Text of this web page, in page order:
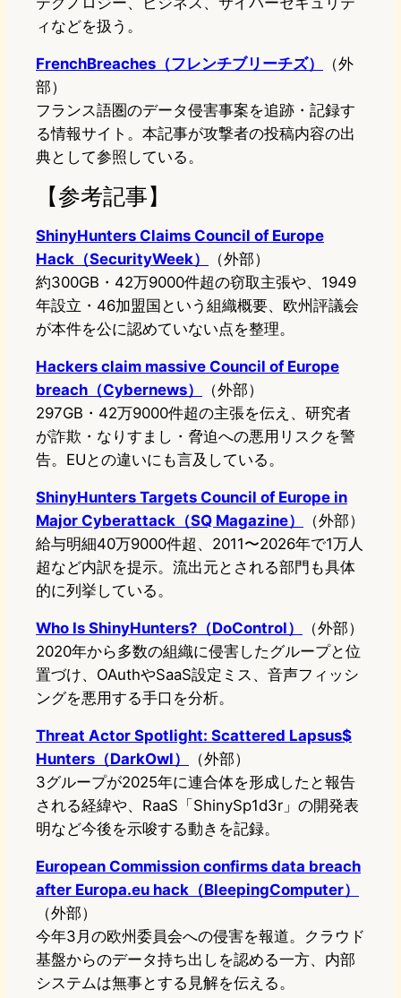
ィなどを扱う。
FrenchBreaches（フレンチブリーチズ）
（外
部）
フランス語圏のデータ侵害事案を追跡・記録す
る情報サイト。本記事が攻撃者の投稿内容の出
典として参照している。
【参考記事】
ShinyHunters Claims Council of Europe
Hack（SecurityWeek）
（外部）
約300GB・42万9000件超の窃取主張や、1949
年設立・46加盟国という組織概要、欧州評議会
が本件を公に認めていない点を整理。
Hackers claim massive Council of Europe
breach（Cybernews）
（外部）
297GB・42万9000件超の主張を伝え、研究者
が詐欺・なりすまし・脅迫への悪用リスクを警
告。EUとの違いにも言及している。
ShinyHunters Targets Council of Europe in
Major Cyberattack（SQ Magazine）
（外部）
給与明細40万9000件超、2011〜2026年で1万人
超など内訳を提示。流出元とされる部門も具体
的に列挙している。
Who Is ShinyHunters?（DoControl）
（外部）
2020年から多数の組織に侵害したグループと位
置づけ、OAuthやSaaS設定ミス、音声フィッシ
ングを悪用する手口を分析。
Threat Actor Spotlight: Scattered Lapsus$
Hunters（DarkOwl）
（外部）
3グループが2025年に連合体を形成したと報告
される経緯や、RaaS「ShinySp1d3r」の開発表
明など今後を示唆する動きを記録。
European Commission confirms data breach
after Europa.eu hack（BleepingComputer）
（外部）
今年3月の欧州委員会への侵害を報道。クラウド
基盤からのデータ持ち出しを認める一方、内部
システムは無事とする見解を伝える。